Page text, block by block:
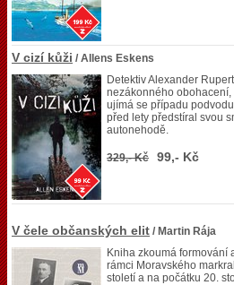
V cizí kůži / Allens Eskens
Detektiv Alexander
nezákonného
ujímá se případu
před lety předstíral svou
autonehodě.
329,- Kč 99,- Kč
V čele občanských elit / Martin Rája
Kniha zkoumá formování
rámci Moravského
století a na počátku 20.